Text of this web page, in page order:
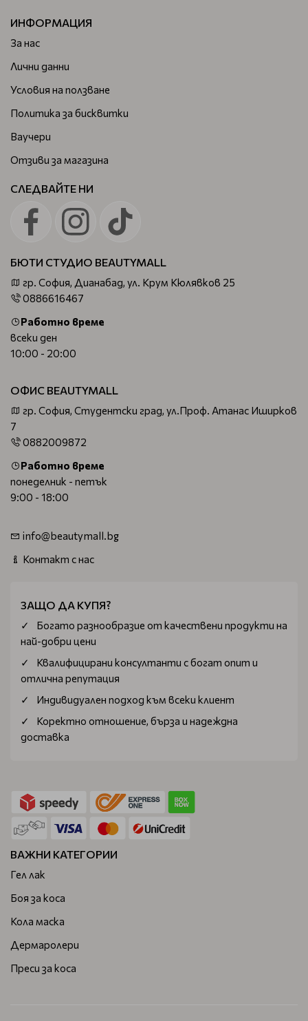
ИНФОРМАЦИЯ
За нас
Лични данни
Условия на ползване
Политика за бисквитки
Ваучери
Отзиви за магазина
СЛЕДВАЙТЕ НИ
БЮТИ СТУДИО BEAUTYMALL
гр. София, Дианабад, ул. Крум Кюлявков 25
0886616467
Работно време
всеки ден
10:00 - 20:00
ОФИС BEAUTYMALL
гр. София, Студентски град, ул.Проф. Атанас Иширков
7
0882009872
Работно време
понеделник - петък
9:00 - 18:00
info@beautymall.bg
Контакт с нас
ЗАЩО ДА КУПЯ?
Богатo разнообразие от качествени продукти на
най-добри цени
Квалифицирани консултанти с богат опит и
отлична репутация
Индивидуален подход към всеки клиент
Коректно отношение, бърза и надеждна
доставка
ВАЖНИ КАТЕГОРИИ
Гел лак
Боя за коса
Кола маска
Дермаролери
Преси за коса